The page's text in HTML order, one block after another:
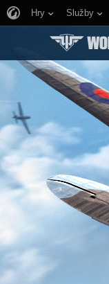
Hry Služby